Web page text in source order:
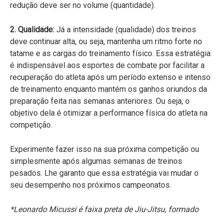
redução deve ser no volume (quantidade).
2. Qualidade: Já a intensidade (qualidade) dos treinos
deve continuar alta, ou seja, mantenha um ritmo forte no
tatame e as cargas do treinamento físico. Essa estratégia
é indispensável aos esportes de combate por facilitar a
recuperação do atleta após um período extenso e intenso
de treinamento enquanto mantém os ganhos oriundos da
preparação feita nas semanas anteriores. Ou seja, o
objetivo dela é otimizar a performance física do atleta na
competição.
Experimente fazer isso na sua próxima competição ou
simplesmente após algumas semanas de treinos
pesados. Lhe garanto que essa estratégia vai mudar o
seu desempenho nos próximos campeonatos.
*Leonardo Micussi é faixa preta de Jiu-Jitsu, formado